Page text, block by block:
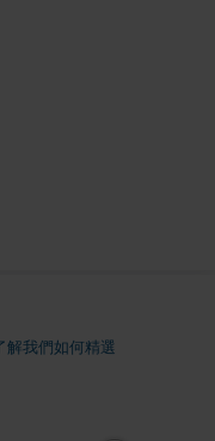
了解我們如何精選